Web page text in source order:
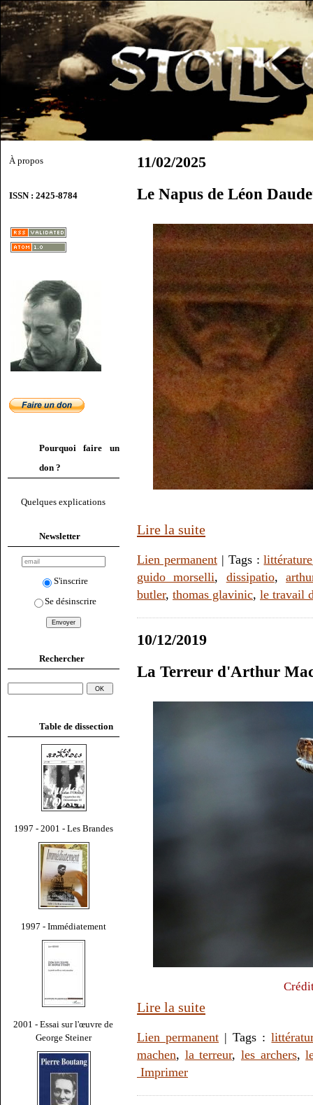
À propos
ISSN : 2425-8784
Pourquoi faire un
don ?
Quelques explications
Newsletter
S'inscrire
Se désinscrire
Rechercher
Table de dissection
1997 - 2001 - Les Brandes
1997 - Immédiatement
2001 - Essai sur l'œuvre de
George Steiner
11/02/2025
Le Napus de Léon
Lire la suite
Lien permanent| Tags :littérature
guido morselli, dissipatio,
butler, thomas glavinic, le travail
10/12/2019
La Terreur d'Arthur
Lire la suite
Lien permanent | Tags :
machen, la terreur, les archers,
Imprimer